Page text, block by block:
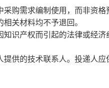
采购需求编制使用，而非资
关材料均不予退回。
识产权而引起的法律或经
供的技术联系人。投递人